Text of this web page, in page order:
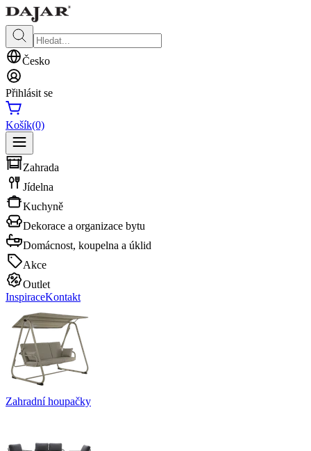
Česko
Přihlásit se
Košík(0)
Zahrada
Jídelna
Kuchyně
Dekorace a organizace bytu
Domácnost, koupelna a úklid
Akce
Outlet
InspiraceKontakt
Zahradní houpačky